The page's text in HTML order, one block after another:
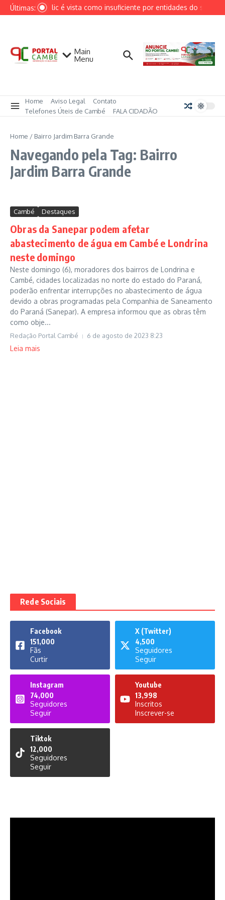
Ir para o conteúdo
Últimas:
Redução da Selic é vista como insuficiente por entidades do setor
Main
Menu
Home Aviso Legal
Contato
Telefones Úteis de Cambé
FALA CIDADÃO
Home / Bairro Jardim Barra Grande
Navegando pela Tag: Bairro
Jardim Barra Grande
Cambé Destaques
Obras da Sanepar podem afetar
abastecimento de água em Cambé e Londrina
neste domingo
Neste domingo (6), moradores dos bairros de Londrina e
Cambé, cidades localizadas no norte do estado do Paraná,
poderão enfrentar interrupções no abastecimento de água
devido a obras programadas pela Companhia de Saneamento
do Paraná (Sanepar). A empresa informou que as obras têm
como obje...
Redação Portal Cambé 6 de agosto de 2023 8:23
Leia mais
Rede Sociais
Facebook
151,000
Fãs
Curtir
X (Twitter)
4,500
Seguidores
Seguir
Instagram
74,000
Seguidores
Seguir
Youtube
13,998
Inscritos
Inscrever-se
Tiktok
12,000
Seguidores
Seguir